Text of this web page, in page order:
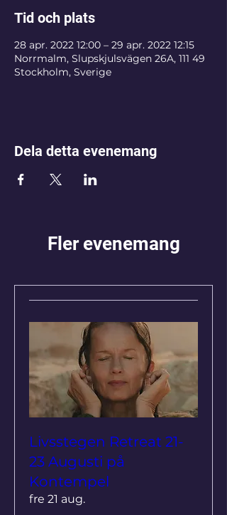
Tid och plats
28 apr. 2022 12:00 – 29 apr. 2022 12:15
Norrmalm, Slupskjulsvägen 26A, 111 49
Stockholm, Sverige
Dela detta evenemang
Fler evenemang
Livsstegen Retreat 21-
23 Augusti på
Kontempel
fre 21 aug.